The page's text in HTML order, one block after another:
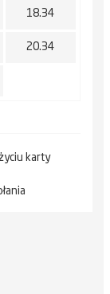
18.34
20.34
karty